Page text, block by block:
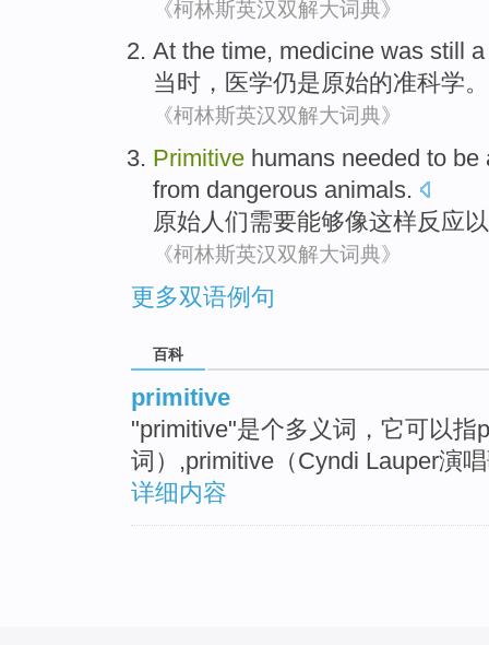
《柯林斯英汉双解大词典》
At the time, medicine was still
当时 ， 医学仍是原始的准科学。
《柯林斯英汉双解大词典》
Primitive humans needed to be
from dangerous animals.
原始人们需要能够像这样反应以
《柯林斯英汉双解大词典》
更多双语例句
百科
primitive
"primitive"是个多义词，它可以指
词）,primitive（Cyndi Lauper演
详细内容